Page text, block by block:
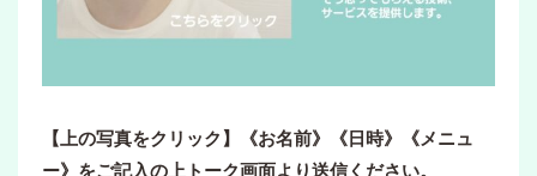
【上の写真をクリック】《お名前》《日時》《メニュ
ー》をご記入の上トーク画面より送信ください。